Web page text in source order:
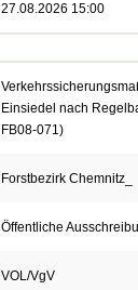
27.08.2026 15:00
Einsiedel nach
FB08-071)
Forstbezirk Chemnitz_
Öffentliche
VOL/VgV